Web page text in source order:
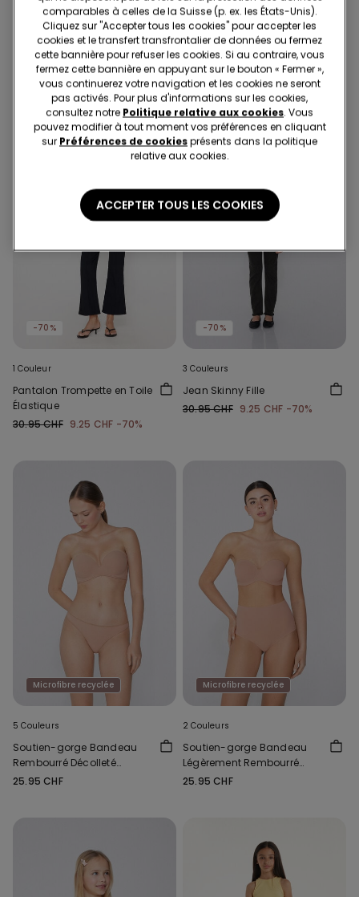
1 Couleur
Bas de Bikini Taille Haute
avec Fronces Microfibre
Recyclée
16.95 CHF 10.00 CHF-41%
4 Couleurs
5 Paires de Chaussettes
Invisibles en Coton Couleur
Unie Unisexe
9.95 CHF
-70%
1 Couleur
Pantalon Trompette en Toile
Élastique
30.95 CHF 9.25 CHF -70%
-70%
3 Couleurs
Jean Skinny Fille
30.95 CHF 9.25 CHF -70%
Microfibre recyclée
5 Couleurs
Soutien-gorge Bandeau
Rembourré Décolleté
Microfibre Recyclée
25.95 CHF
Microfibre recyclée
2 Couleurs
Soutien-gorge Bandeau
Légèrement Rembourré
Microfibre Recyclée
25.95 CHF
comparables à celles de la Suisse (p. ex. les États-Unis).
Cliquez sur "Accepter tous les cookies" pour accepter les
cookies et le transfert transfrontalier de données ou fermez
cette bannière pour refuser les cookies. Si au contraire, vous
fermez cette bannière en appuyant sur le bouton « Fermer »,
vous continuerez votre navigation et les cookies ne seront
pas activés. Pour plus d'informations sur les cookies,
consultez notre Politique relative aux cookies. Vous
pouvez modifier à tout moment vos préférences en cliquant
sur Préférences de cookiesprésents dans la politique
relative aux cookies.
ACCEPTER TOUS LES COOKIES